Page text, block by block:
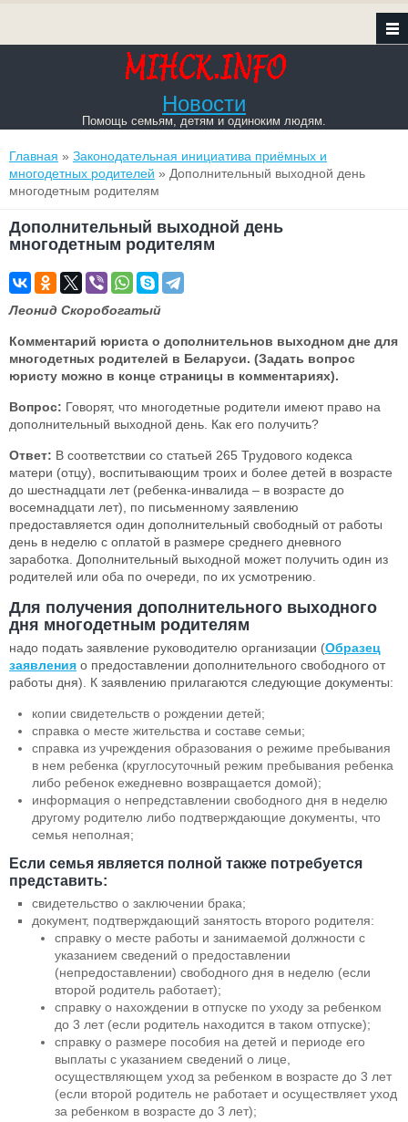
Новости
Помощь семьям, детям и одиноким людям.
Вы здесь
Главная » Законодательная инициатива приёмных и
многодетных родителей » Дополнительный выходной день
многодетным родителям
Дополнительный выходной день
многодетным родителям
Леонид Скоробогатый
Комментарий юриста о дополнительнов выходном дне для
многодетных родителей в Беларуси. (Задать вопрос
юристу можно в конце страницы в комментариях).
Вопрос: Говорят, что многодетные родители имеют право на
дополнительный выходной день. Как его получить?
Ответ: В соответствии со статьей 265 Трудового кодекса
матери (отцу), воспитывающим троих и более детей в возрасте
до шестнадцати лет (ребенка-инвалида – в возрасте до
восемнадцати лет), по письменному заявлению
предоставляется один дополнительный свободный от работы
день в неделю с оплатой в размере среднего дневного
заработка. Дополнительный выходной может получить один из
родителей или оба по очереди, по их усмотрению.
Для получения дополнительного выходного
дня многодетным родителям
надо подать заявление руководителю организации (Образец
заявления о предоставлении дополнительного свободного от
работы дня). К заявлению прилагаются следующие документы:
копии свидетельств о рождении детей;
справка о месте жительства и составе семьи;
справка из учреждения образования о режиме пребывания
в нем ребенка (круглосуточный режим пребывания ребенка
либо ребенок ежедневно возвращается домой);
информация о непредставлении свободного дня в неделю
другому родителю либо подтверждающие документы, что
семья неполная;
Если семья является полной также потребуется
представить:
свидетельство о заключении брака;
документ, подтверждающий занятость второго родителя:
справку о месте работы и занимаемой должности с
указанием сведений о предоставлении
(непредоставлении) свободного дня в неделю (если
второй родитель работает);
справку о нахождении в отпуске по уходу за ребенком
до 3 лет (если родитель находится в таком отпуске);
справку о размере пособия на детей и периоде его
выплаты с указанием сведений о лице,
осуществляющем уход за ребенком в возрасте до 3 лет
(если второй родитель не работает и осуществляет уход
за ребенком в возрасте до 3 лет);